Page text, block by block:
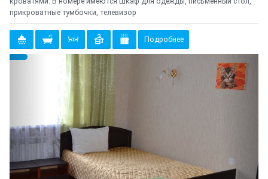
прикроватные тумбочки, телевизор
Подробнее
{clt_left} 1 Количество
Предыдущий